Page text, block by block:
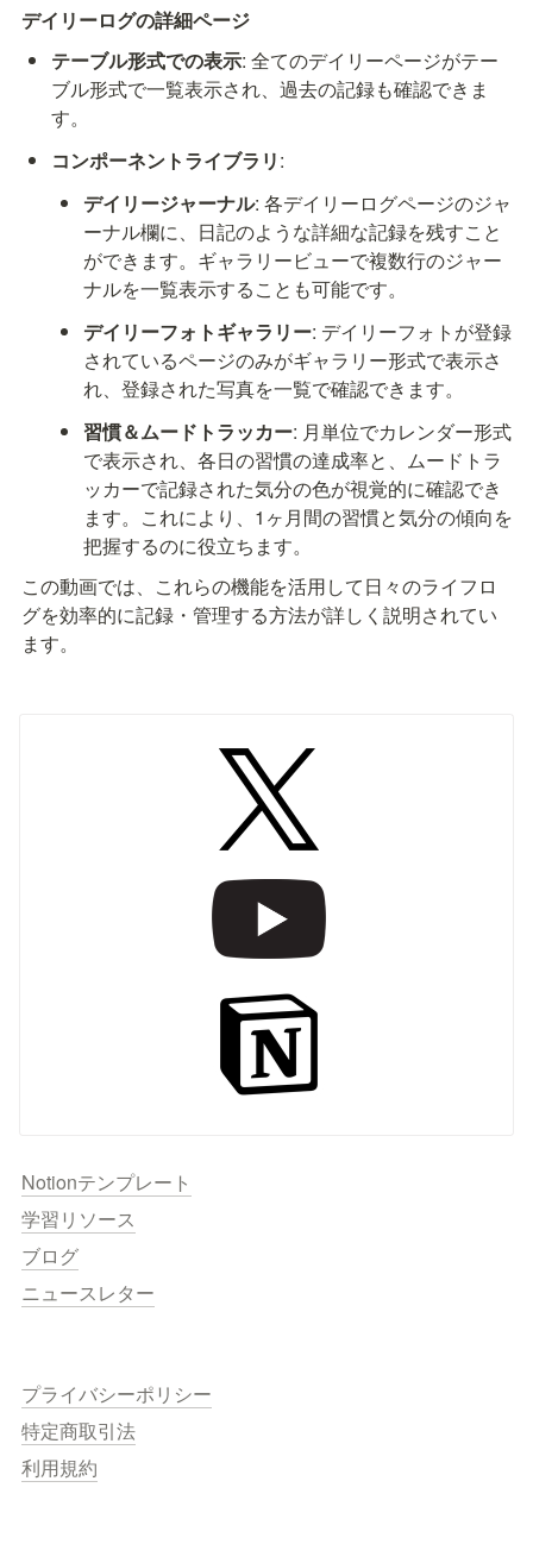
デイリーログの詳細ページ
テーブル形式での表示: 全てのデイリーページがテー
ブル形式で一覧表示され、過去の記録も確認できま
す。
コンポーネントライブラリ:
デイリージャーナル: 各デイリーログページのジャ
ーナル欄に、日記のような詳細な記録を残すこと
ができます。ギャラリービューで複数行のジャー
ナルを一覧表示することも可能です。
デイリーフォトギャラリー: デイリーフォトが登録
されているページのみがギャラリー形式で表示さ
れ、登録された写真を一覧で確認できます。
習慣＆ムードトラッカー: 月単位でカレンダー形式
で表示され、各日の習慣の達成率と、ムードトラ
ッカーで記録された気分の色が視覚的に確認でき
ます。これにより、1ヶ月間の習慣と気分の傾向を
把握するのに役立ちます。
この動画では、これらの機能を活用して日々のライフロ
グを効率的に記録・管理する方法が詳しく説明されてい
ます。
Notionテンプレート
学習リソース
ブログ
ニュースレター
プライバシーポリシー
特定商取引法
利用規約